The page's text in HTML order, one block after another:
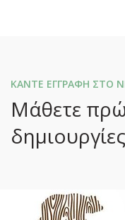
ΚΑΝΤΕ ΕΓΓΡΑΦΗ ΣΤΟ
Μάθετε